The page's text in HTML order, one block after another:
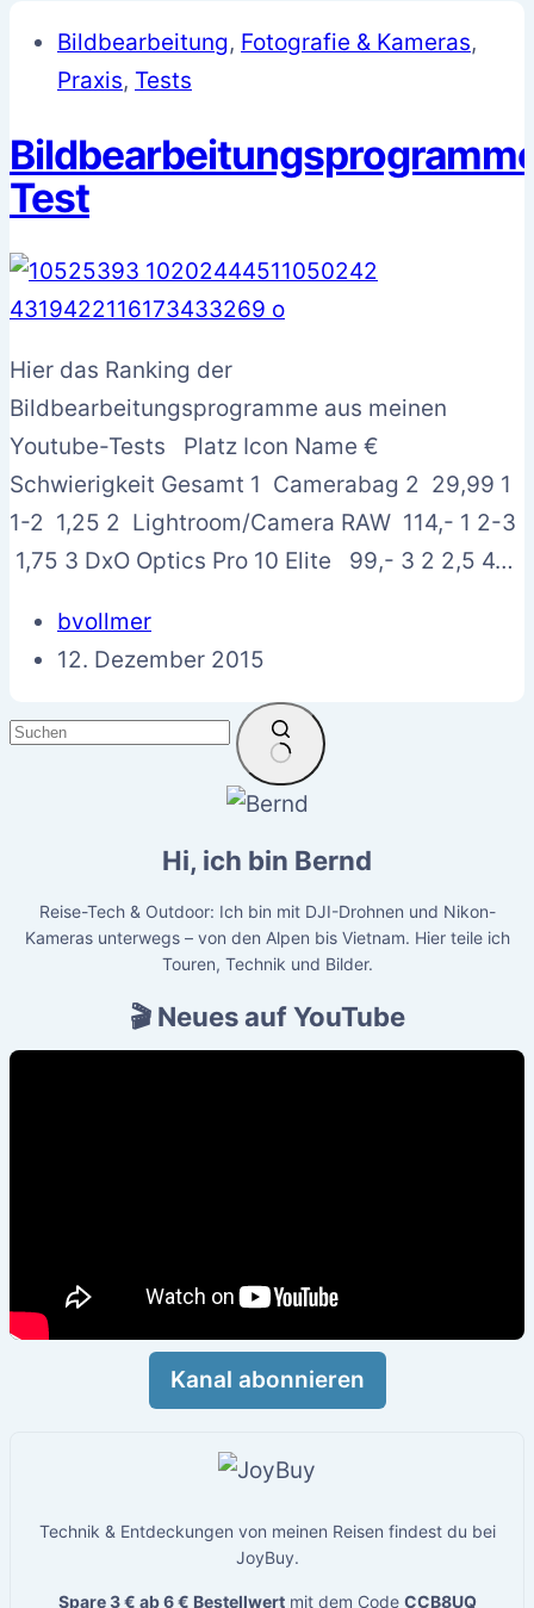
Bildbearbeitung, Fotografie & Kameras,
Praxis, Tests
Test
Hier das Ranking der
Bildbearbeitungsprogramme aus meinen
Youtube-Tests Platz Icon Name €
Schwierigkeit Gesamt 1 Camerabag 2 29,99 1
1-2 1,25 2 Lightroom/Camera RAW 114,- 1 2-3
1,75 3 DxO Optics Pro 10 Elite 99,- 3 2 2,5 4…
bvollmer
12. Dezember 2015
Hi, ich bin Bernd
Reise-Tech & Outdoor: Ich bin mit DJI-Drohnen und Nikon-
Kameras unterwegs – von den Alpen bis Vietnam. Hier teile ich
Touren, Technik und Bilder.
🎬 Neues auf YouTube
Kanal abonnieren
Technik & Entdeckungen von meinen Reisen findest du bei
JoyBuy.
Spare 3 € ab 6 € Bestellwertmit dem Code CCB8UQ